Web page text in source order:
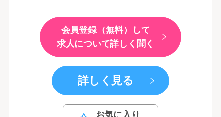
会員登録（無料）して
求人について詳しく聞く
詳しく見る
お気に入り